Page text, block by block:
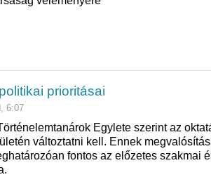
prioritásai
6:07
Egylete szerint az
változtatni kell. Ennek
fontos az előzetes szakmai